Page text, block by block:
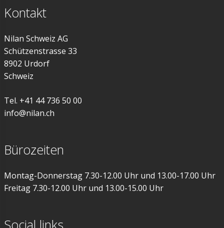
Kontakt
Nilan Schweiz AG
Schützenstrasse 33
8902 Urdorf
Schweiz
Tel. +41 44 736 50 00
info@nilan.ch
Bürozeiten
Montag-Donnerstag 7.30-12.00 Uhr und 13.00-17.00 Uhr
Freitag 7.30-12.00 Uhr und 13.00-15.00 Uhr
Social links